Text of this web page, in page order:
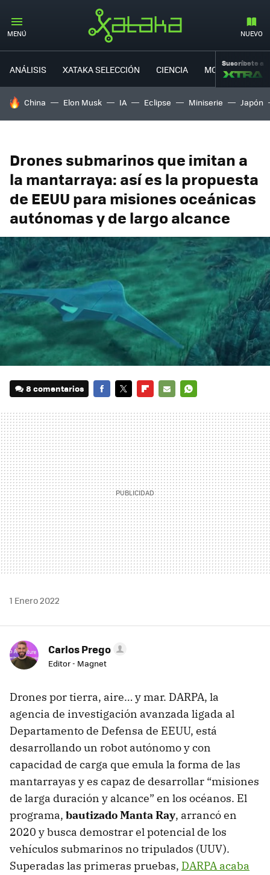
MENÚ NUEVO
ANÁLISIS XATAKA SELECCIÓN CIENCIA MOVILIDAD
Suscríbete a
HOY SE HABLA DE
China Elon Musk IA Eclipse Miniserie Japón
Drones submarinos que imitan a
la mantarraya: así es la propuesta
de EEUU para misiones oceánicas
autónomas y de largo alcance
8 comentarios
MAIL
1 Enero 2022
Carlos Prego
Editor - Magnet
Drones por tierra, aire… y mar. DARPA, la
agencia de investigación avanzada ligada al
Departamento de Defensa de EEUU, está
desarrollando un robot autónomo y con
capacidad de carga que emula la forma de las
mantarrayas y es capaz de desarrollar “misiones
de larga duración y alcance” en los océanos. El
programa, bautizado Manta Ray, arrancó en
2020 y busca demostrar el potencial de los
vehículos submarinos no tripulados (UUV).
Superadas las primeras pruebas, DARPA acaba